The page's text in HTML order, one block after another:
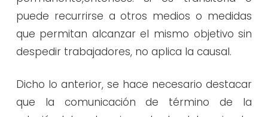
puede recurrirse a otros medios o medidas
que permitan alcanzar el mismo objetivo sin
despedir trabajadores, no aplica la causal.
Dicho lo anterior, se hace necesario destacar
que la comunicación de término de la